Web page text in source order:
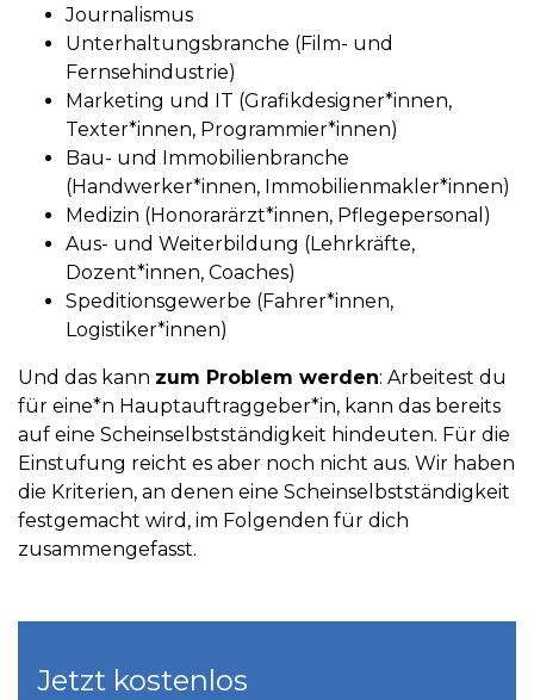
Journalismus
Unterhaltungsbranche (Film- und
Fernsehindustrie)
Marketing und IT (Grafikdesigner*innen,
Texter*innen, Programmier*innen)
Bau- und Immobilienbranche
(Handwerker*innen, Immobilienmakler*innen)
Medizin (Honorarärzt*innen, Pflegepersonal)
Aus- und Weiterbildung (Lehrkräfte,
Dozent*innen, Coaches)
Speditionsgewerbe (Fahrer*innen,
Logistiker*innen)
Und das kann zum Problem werden: Arbeitest du
für eine*n Hauptauftraggeber*in, kann das bereits
auf eine Scheinselbstständigkeit hindeuten. Für die
Einstufung reicht es aber noch nicht aus. Wir haben
die Kriterien, an denen eine Scheinselbstständigkeit
festgemacht wird, im Folgenden für dich
zusammengefasst.
Jetzt kostenlos